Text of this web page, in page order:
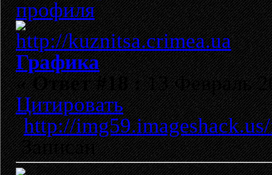
Графика
«Ответ #18 :13 Февраль
Цитировать
http://
Записан